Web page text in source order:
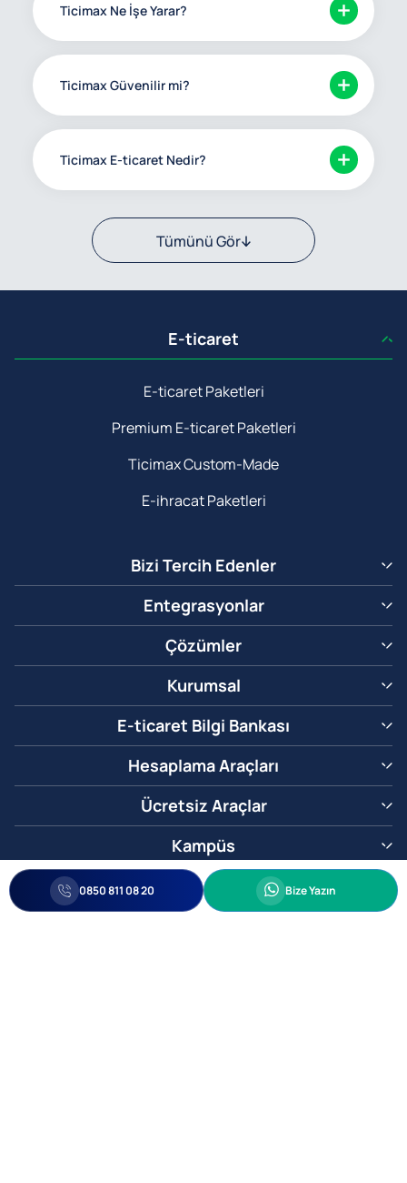
Ticimax Ne İşe Yarar?
Ticimax Güvenilir mi?
Ticimax E-ticaret Nedir?
Tümünü Gör
E-ticaret
E-ticaret Paketleri
Premium E-ticaret Paketleri
Ticimax Custom-Made
E-ihracat Paketleri
Bizi Tercih Edenler
Entegrasyonlar
Çözümler
Kurumsal
E-ticaret Bilgi Bankası
Hesaplama Araçları
Ücretsiz Araçlar
Kampüs
0850 811 08 20 Whatsapp
Bize Yazın
0850 811 08 20